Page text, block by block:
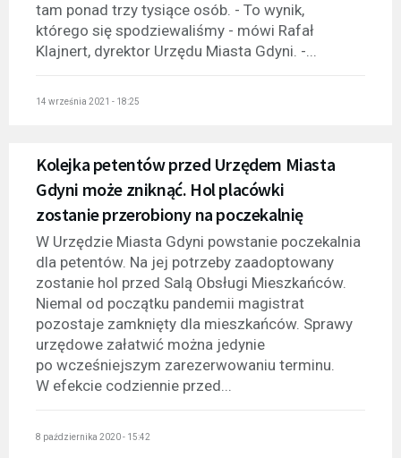
tam ponad trzy tysiące osób. - To wynik,
którego się spodziewaliśmy - mówi Rafał
Klajnert, dyrektor Urzędu Miasta Gdyni. -...
14 września 2021 - 18:25
Kolejka petentów przed Urzędem Miasta
Gdyni może zniknąć. Hol placówki
zostanie przerobiony na poczekalnię
W Urzędzie Miasta Gdyni powstanie poczekalnia
dla petentów. Na jej potrzeby zaadoptowany
zostanie hol przed Salą Obsługi Mieszkańców.
Niemal od początku pandemii magistrat
pozostaje zamknięty dla mieszkańców. Sprawy
urzędowe załatwić można jedynie
po wcześniejszym zarezerwowaniu terminu.
W efekcie codziennie przed...
8 października 2020 - 15:42